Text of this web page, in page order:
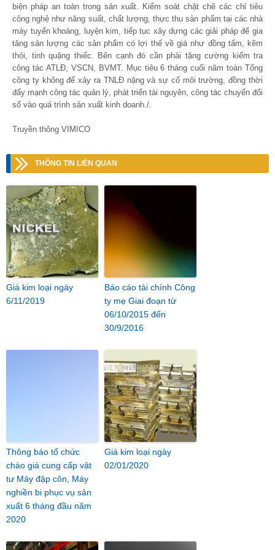
biện pháp an toàn trong sản xuất. Kiểm soát chặt chẽ các chỉ tiêu
công nghệ như năng suất, chất lượng, thực thu sản phẩm tại các nhà
máy tuyển khoáng, luyện kim, tiếp tục xây dựng các giải pháp để gia
tăng sản lượng các sản phẩm có lợi thế về giá như đồng tấm, kẽm
thỏi, tinh quặng thiếc. Bên cạnh đó cần phải tặng cường kiểm tra
công tác ATLĐ, VSCN, BVMT. Mục tiêu 6 tháng cuối năm toàn Tổng
công ty không để xảy ra TNLĐ nặng và sự cố môi trường, đồng thời
đẩy mạnh công tác quản lý, phát triển tài nguyên, công tác chuyển đổi
số vào quá trình sản xuất kinh doanh./.
Truyền thông VIMICO
THÔNG TIN LIÊN QUAN
Giá kim loại ngày
6/11/2019
Báo cáo tài chính Công
ty mẹ Giai đoạn từ
06/10/2015 đến
30/9/2016
Thông báo tổ chức
chào giá cung cấp vật
tư Máy đập côn, Máy
nghiền bi phục vụ sản
xuất 6 tháng đầu năm
2020
Giá kim loại ngày
02/01/2020